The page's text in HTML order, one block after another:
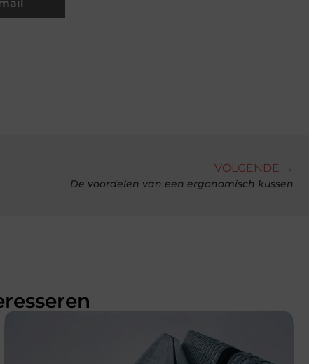
VOLGENDE →
De voordelen van een ergonomisch kussen